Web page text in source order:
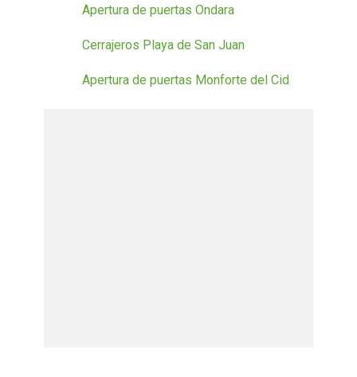
Apertura de puertas Ondara
Cerrajeros Playa de San Juan
Apertura de puertas Monforte del Cid